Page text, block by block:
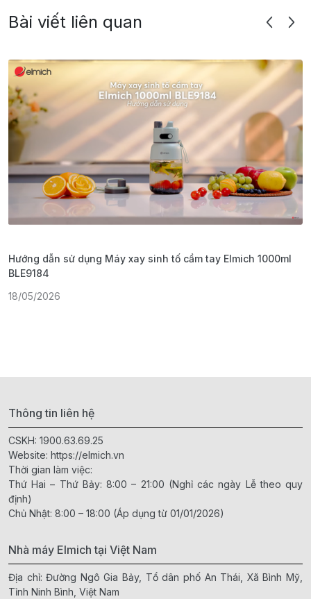
Bài viết liên quan
Hướng dẫn sử dụng Máy xay sinh tố cầm tay Elmich 1000ml
BLE9184
18/05/2026
Thông tin liên hệ
CSKH: 1900.63.69.25
Website: https://elmich.vn
Thời gian làm việc:
Thứ Hai – Thứ Bảy: 8:00 – 21:00 (Nghỉ các ngày Lễ theo quy
định)
Chủ Nhật: 8:00 – 18:00 (Áp dụng từ 01/01/2026)
Nhà máy Elmich tại Việt Nam
Địa chỉ: Đường Ngô Gia Bảy, Tổ dân phố An Thái, Xã Bình Mỹ,
Tỉnh Ninh Bình, Việt Nam